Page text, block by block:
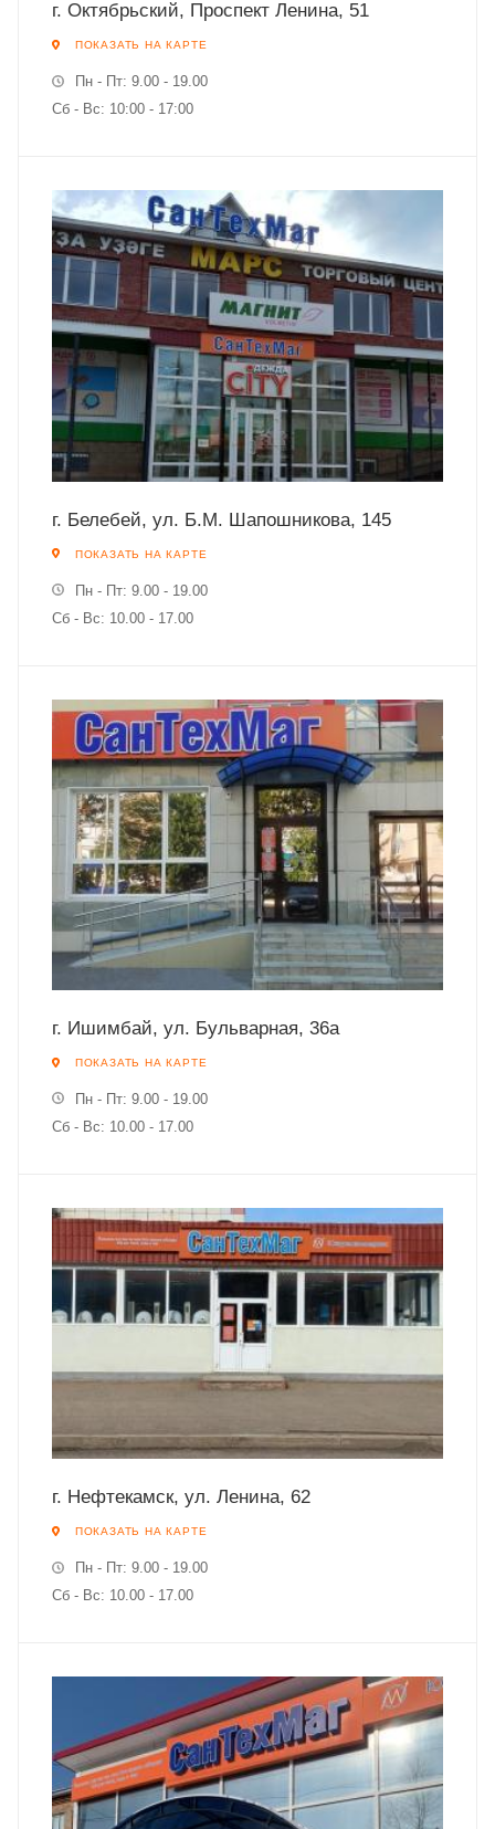
г. Октябрьский, Проспект Ленина, 51
ПОКАЗАТЬ НА КАРТЕ
Пн - Пт: 9.00 - 19.00
Сб - Вс: 10:00 - 17:00
г. Белебей, ул. Б.М. Шапошникова, 145
ПОКАЗАТЬ НА КАРТЕ
Пн - Пт: 9.00 - 19.00
Сб - Вс: 10.00 - 17.00
г. Ишимбай, ул. Бульварная, 36а
ПОКАЗАТЬ НА КАРТЕ
Пн - Пт: 9.00 - 19.00
Сб - Вс: 10.00 - 17.00
г. Нефтекамск, ул. Ленина, 62
ПОКАЗАТЬ НА КАРТЕ
Пн - Пт: 9.00 - 19.00
Сб - Вc: 10.00 - 17.00